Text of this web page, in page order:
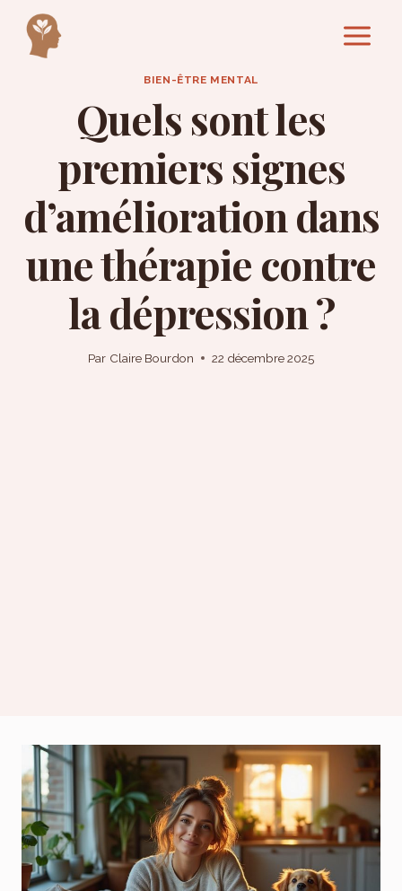
contenu
BIEN-ÊTRE MENTAL
Quels sont les
premiers signes
d’amélioration dans
une thérapie contre
la dépression ?
Par Claire Bourdon 22 décembre 2025